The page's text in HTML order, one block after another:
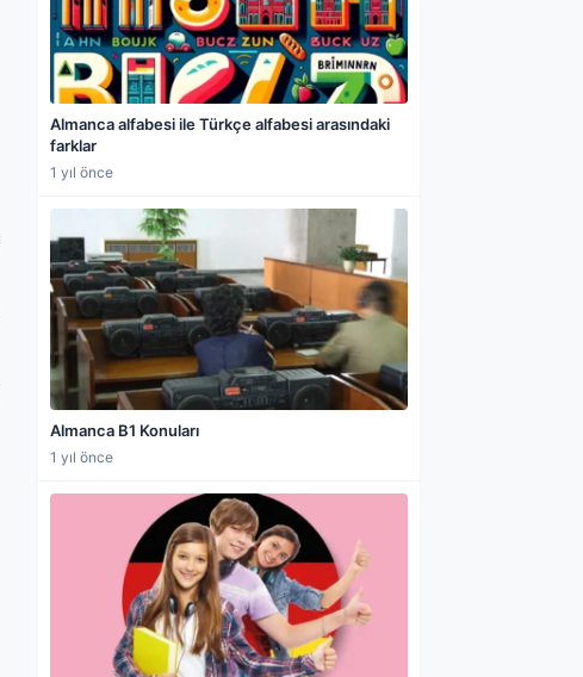
Almanca alfabesi ile Türkçe alfabesi arasındaki
farklar
1 yıl önce
Almanca B1 Konuları
1 yıl önce